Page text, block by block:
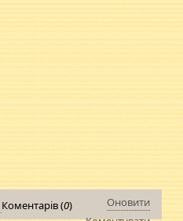
Коментарів (0)
Оновити